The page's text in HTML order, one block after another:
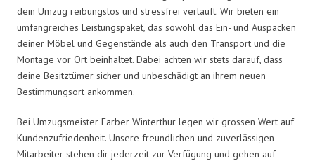
dein Umzug reibungslos und stressfrei verläuft. Wir bieten ein
umfangreiches Leistungspaket, das sowohl das Ein- und Auspacken
deiner Möbel und Gegenstände als auch den Transport und die
Montage vor Ort beinhaltet. Dabei achten wir stets darauf, dass
deine Besitztümer sicher und unbeschädigt an ihrem neuen
Bestimmungsort ankommen.
Bei Umzugsmeister Farber Winterthur legen wir grossen Wert auf
Kundenzufriedenheit. Unsere freundlichen und zuverlässigen
Mitarbeiter stehen dir jederzeit zur Verfügung und gehen auf